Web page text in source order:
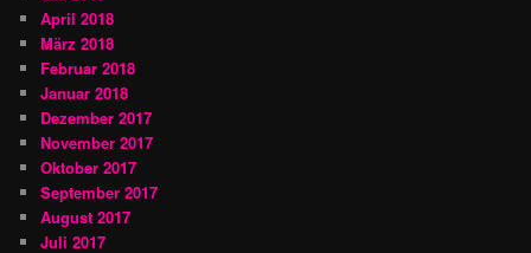
April 2018
März 2018
Februar 2018
Januar 2018
Dezember 2017
November 2017
Oktober 2017
September 2017
August 2017
Juli 2017